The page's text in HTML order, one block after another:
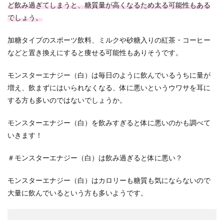
ど飲み過ぎてしまうと、糖質量が高くなるため太る可能性もある
でしょう。
加糖タイプのスポーツ飲料、ミルクや砂糖入りの紅茶・コーヒー
などと置き換えにすると痩せる可能性もありそうです。
モンスターエナジー（白）は毎日のように飲んでいるうちに量が
増え、飲まずにはいられなくなる、体に悪いというウワサを耳に
する方も多いのではないでしょうか。
モンスターエナジー（白）を飲みすぎると体に悪いのかも調べて
いきます！
＃モンスターエナジー（白）は飲み過ぎると体に悪い？
モンスターエナジー（白）はカロリーも糖質も気にならないので
大量に飲んでいるという方も多いようです。